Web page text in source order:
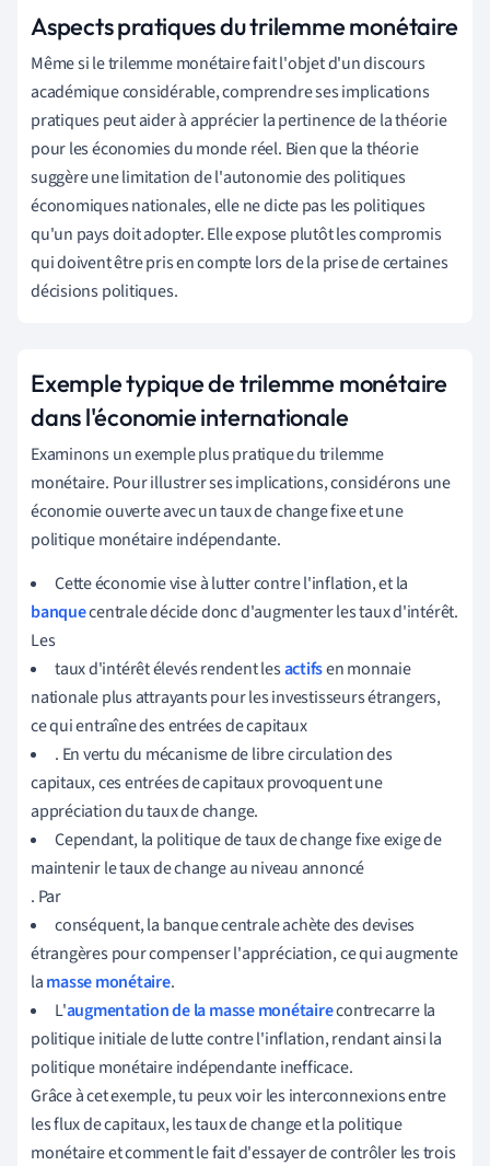
Aspects pratiques du trilemme monétaire
Même si le trilemme monétaire fait l'objet d'un discours
académique considérable, comprendre ses implications
pratiques peut aider à apprécier la pertinence de la théorie
pour les économies du monde réel. Bien que la théorie
suggère une limitation de l'autonomie des politiques
économiques nationales, elle ne dicte pas les politiques
qu'un pays doit adopter. Elle expose plutôt les compromis
qui doivent être pris en compte lors de la prise de certaines
décisions politiques.
Exemple typique de trilemme monétaire
dans l'économie internationale
Examinons un exemple plus pratique du trilemme
monétaire. Pour illustrer ses implications, considérons une
économie ouverte avec un taux de change fixe et une
politique monétaire indépendante.
Cette économie vise à lutter contre l'inflation, et la
banquecentrale décide donc d'augmenter les taux d'intérêt.
Les
taux d'intérêt élevés rendent lesactifsen monnaie
nationale plus attrayants pour les investisseurs étrangers,
ce qui entraîne des entrées de capitaux
. En vertu du mécanisme de libre circulation des
capitaux, ces entrées de capitaux provoquent une
appréciation du taux de change.
Cependant, la politique de taux de change fixe exige de
maintenir le taux de change au niveau annoncé
. Par
conséquent, la banque centrale achète des devises
étrangères pour compenser l'appréciation, ce qui augmente
lamasse monétaire.
L'augmentation de la masse monétairecontrecarre la
politique initiale de lutte contre l'inflation, rendant ainsi la
politique monétaire indépendante inefficace.
Grâce à cet exemple, tu peux voir les interconnexions entre
les flux de capitaux, les taux de change et la politique
monétaire et comment le fait d'essayer de contrôler les trois